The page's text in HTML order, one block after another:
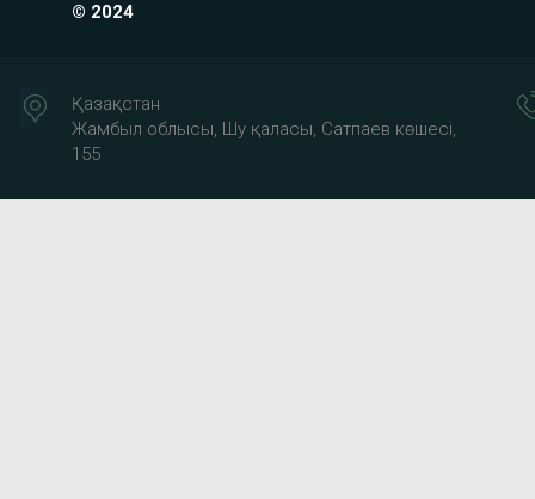
© 2024
Қазақстан
Жамбыл облысы, Шу қаласы, Сатпаев көшесі,
155